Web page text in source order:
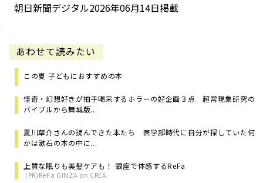
朝日新聞デジタル2026年06月14日掲載
あわせて読みたい
この夏 子どもにおすすめの本
怪奇・幻想好きが拍手喝采するホラーの好企画３点 超常現象研究の
バイブルから舞城版...
夏川草介さんの読んできた本たち 医学部時代に自分が探していた何
かは漱石の本の中に...
上質な眠りも美髪ケアも！ 銀座で体感するReFa
(PR)ReFa GINZA on CREA